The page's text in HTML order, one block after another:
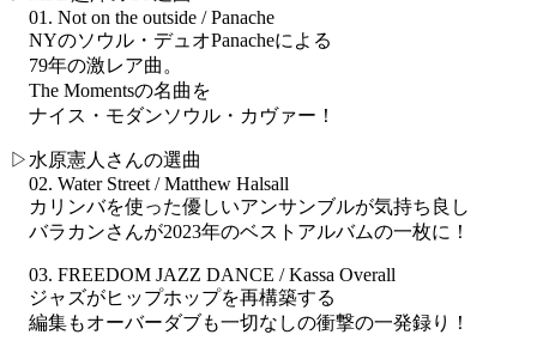
01. Not on the outside / Panache
NYのソウル・デュオPanacheによる
79年の激レア曲。
The Momentsの名曲を
ナイス・モダンソウル・カヴァー！
▷水原憲人さんの選曲
02. Water Street / Matthew Halsall
カリンバを使った優しいアンサンブルが気持ち良し
バラカンさんが2023年のベストアルバムの一枚に！
03. FREEDOM JAZZ DANCE / Kassa Overall
ジャズがヒップホップを再構築する
編集もオーバーダブも一切なしの衝撃の一発録り！